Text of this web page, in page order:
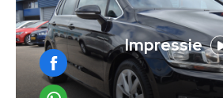
Occasions
Werkplaats